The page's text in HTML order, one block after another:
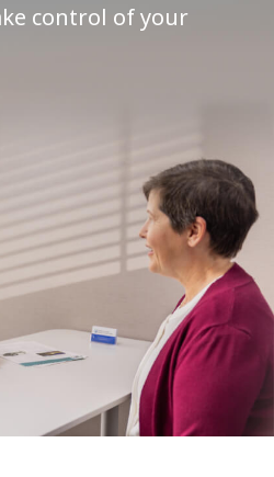
control of your